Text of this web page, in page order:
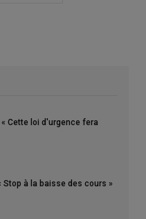
Cette loi d'urgence fera
Stop à la baisse des cours »